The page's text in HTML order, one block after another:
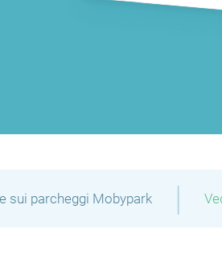
sui parcheggi Mobypark |